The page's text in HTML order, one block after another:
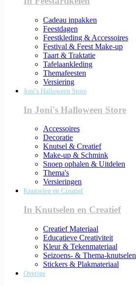
Cadeau inpakken
Feestdagen
Feestkleding & Accessoires
Festival & Feest Make-up
Taart & Traktatie
Tafelaankleding
Themafeesten
Versiering
Joni's Halloween Store
In Joni's Halloween Store
Accessoires
Decoratie
Knutsel & Creatief
Make-up & Schmink
Snoep ophalen & Uitdelen
Thema's
Versieringen
Knutselen en Creatief
In Knutselen en Creatief
Creatief Materiaal
Educatieve Creativiteit
Kleur & Tekenmateriaal
Seizoens- & Thema-knutselen
Stickers & Plakmateriaal
Overige